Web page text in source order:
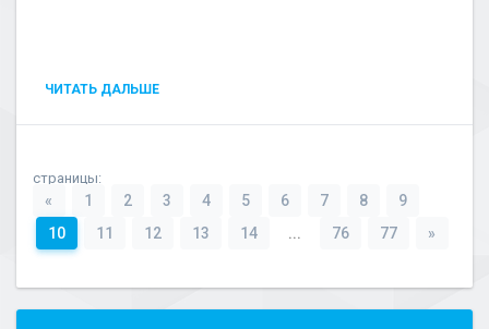
ЧИТАТЬ ДАЛЬШЕ
страницы:
« 1 2 3 4 5 6 7 8
9
10
11 12 13 14 ... 76 77 »